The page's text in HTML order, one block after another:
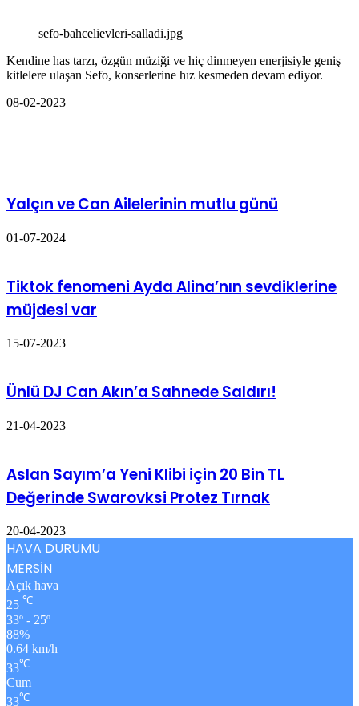
sefo-bahcelievleri-salladi.jpg
Kendine has tarzı, özgün müziği ve hiç dinmeyen enerjisiyle geniş
kitlelere ulaşan Sefo, konserlerine hız kesmeden devam ediyor.
08-02-2023
Yalçın ve Can Ailelerinin mutlu günü
01-07-2024
Tiktok fenomeni Ayda Alina’nın sevdiklerine
müjdesi var
15-07-2023
Ünlü DJ Can Akın’a Sahnede Saldırı!
21-04-2023
Aslan Sayım’a Yeni Klibi için 20 Bin TL
Değerinde Swarovksi Protez Tırnak
20-04-2023
HAVA DURUMU
MERSİN
Açık hava
25 ℃
33º - 25º
88%
0.64 km/h
33℃
Cum
33℃